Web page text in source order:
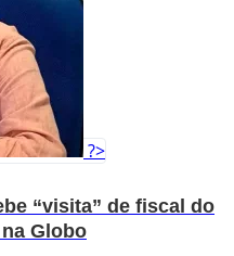
?>
“visita” de fiscal do
Globo